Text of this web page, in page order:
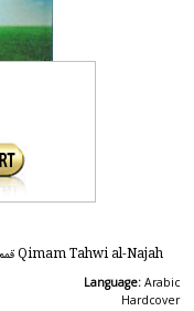
Qimam Tahwi al-Najah قمم تهوي النجاح
Language: Arabic
Hardcover